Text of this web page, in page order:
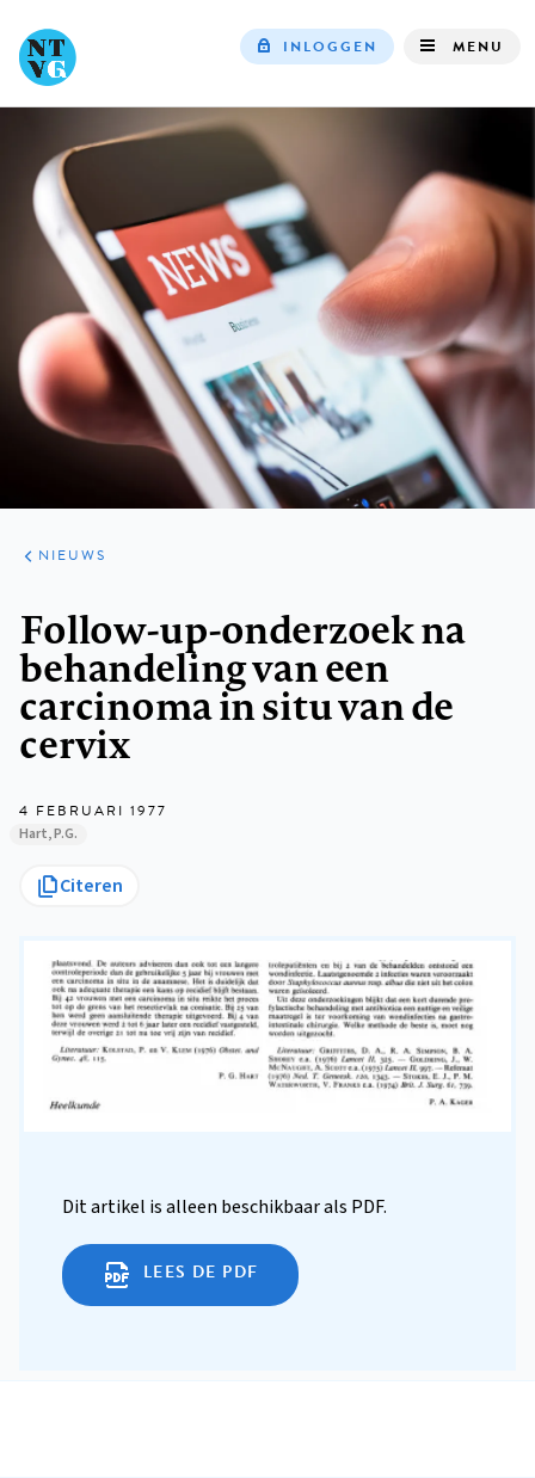
INLOGGEN MENU
ARTIKELEN
HET
KORT
NIEUWS
Follow-up-onderzoek na
behandeling van een
carcinoma in situ van de
cervix
4 FEBRUARI 1977
Hart, P.G.
Citeren
Dit artikel is alleen beschikbaar als PDF.
LEES DE PDF